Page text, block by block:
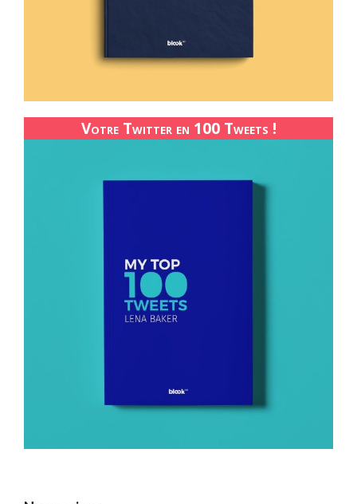
Votre Twitter en 100 Tweets !